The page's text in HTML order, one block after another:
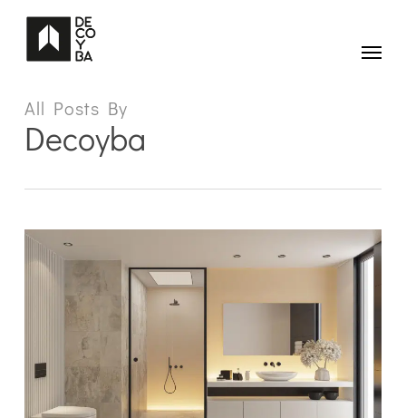
Menu
All Posts By
Decoyba